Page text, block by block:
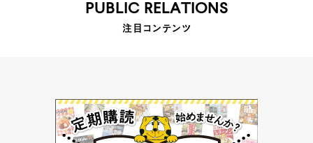
PUBLIC RELATIONS
注目コンテンツ